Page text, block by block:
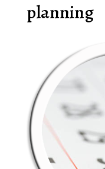
planning